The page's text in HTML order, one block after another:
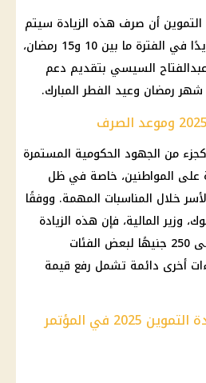
التموين أن صرف هذه الزيادة سيتم
الفترة ما بين 10 و15
رمضان،
السيسي بتقديم دعم
شهر رمضان وعيد الفطر المبارك.
2025 كجزء من الجهود الحكومية المستمرة
على المواطنين، خاصة في ظل
خلال المناسبات المهمة. ووفقًا
وزير المالية، فإن هذه الزيادة
تشمل دعمًا إضافيًا يصل إلى 250 جنيهًا لبعض الفئات
أخرى دائمة تشمل رفع قيمة
الإعلان الرسمي عن زيادة التموين 2025 في المؤتمر